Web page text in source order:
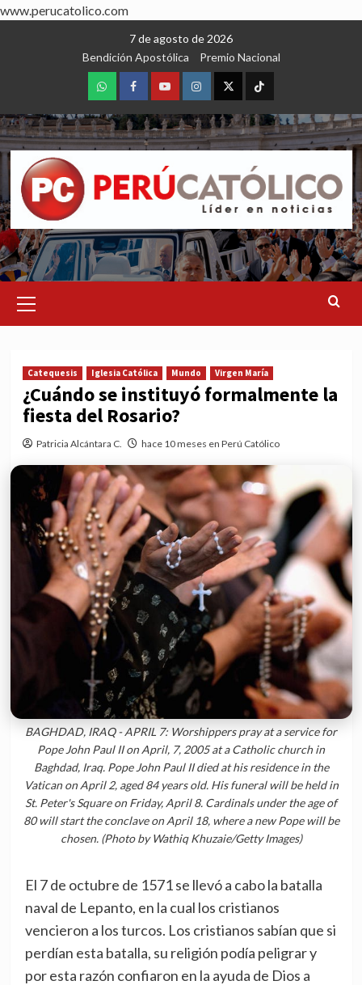
www.perucatolico.com
7 de agosto de 2026
Bendición Apostólica
Premio Nacional
WhatsAppFacebookYoutubeInstagram
X TikTok
Menu
Catequesis Iglesia Católica Mundo Virgen María
¿Cuándo se instituyó formalmente la
fiesta del Rosario?
Patricia Alcántara C. hace 10 meses en Perú Católico
BAGHDAD, IRAQ - APRIL 7: Worshippers pray at a service for
Pope John Paul II on April, 7, 2005 at a Catholic church in
Baghdad, Iraq. Pope John Paul II died at his residence in the
Vatican on April 2, aged 84 years old. His funeral will be held in
St. Peter's Square on Friday, April 8. Cardinals under the age of
80 will start the conclave on April 18, where a new Pope will be
chosen. (Photo by Wathiq Khuzaie/Getty Images)
El 7 de octubre de 1571 se llevó a cabo la batalla
naval de Lepanto, en la cual los cristianos
vencieron a los turcos. Los cristianos sabían que si
perdían esta batalla, su religión podía peligrar y
por esta razón confiaron en la ayuda de Dios a